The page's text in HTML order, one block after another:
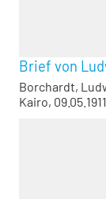
Brief von
Borchardt,
Kairo, 09.05.1911